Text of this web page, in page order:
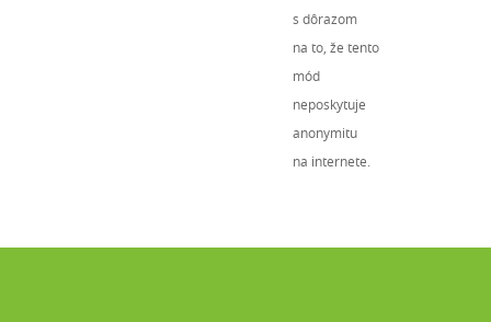
s dôrazom
na to, že tento
mód
neposkytuje
anonymitu
na internete.